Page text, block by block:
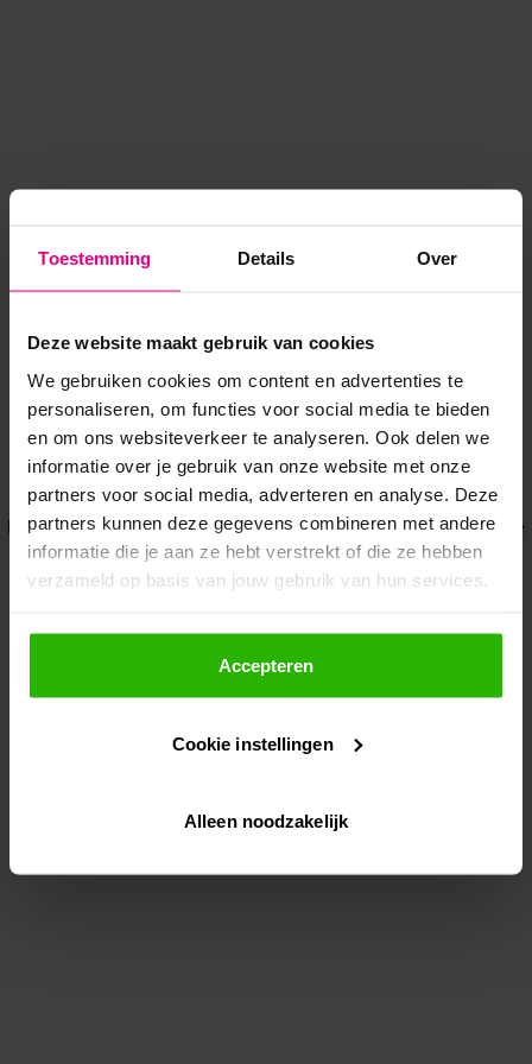
Toestemming Details Over
Deze website maakt gebruik van cookies
We gebruiken cookies om content en advertenties te
personaliseren, om functies voor social media te bieden
en om ons websiteverkeer te analyseren. Ook delen we
informatie over je gebruik van onze website met onze
partners voor social media, adverteren en analyse. Deze
partners kunnen deze gegevens combineren met andere
informatie die je aan ze hebt verstrekt of die ze hebben
verzameld op basis van jouw gebruik van hun services.
Als je op "Accepteer" klikt, dan geef je Voordeeluitjes.nl
toestemming om cookies voor social media en
gepersonaliseerde advertenties te plaatsen.
Lees hier meer over in onsprivacybeleid
Via "Cookie instellingen" kun je ook zelf instellen welke
Accepteren
Cookie instellingen
Alleen noodzakelijk
Application error: a client-side exception has occurred while
loadingwww.voordeeluitjes.nl (see the browser console for more
information).